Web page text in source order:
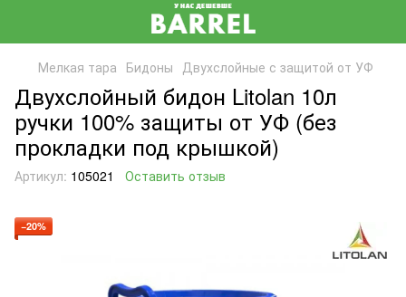
Мелкая тара Бидоны Двухслойные с защитой от УФ
Двухслойный бидон Litolan 10л
ручки 100% защиты от УФ (без
прокладки под крышкой)
Артикул: 105021 Оставить отзыв
−20%